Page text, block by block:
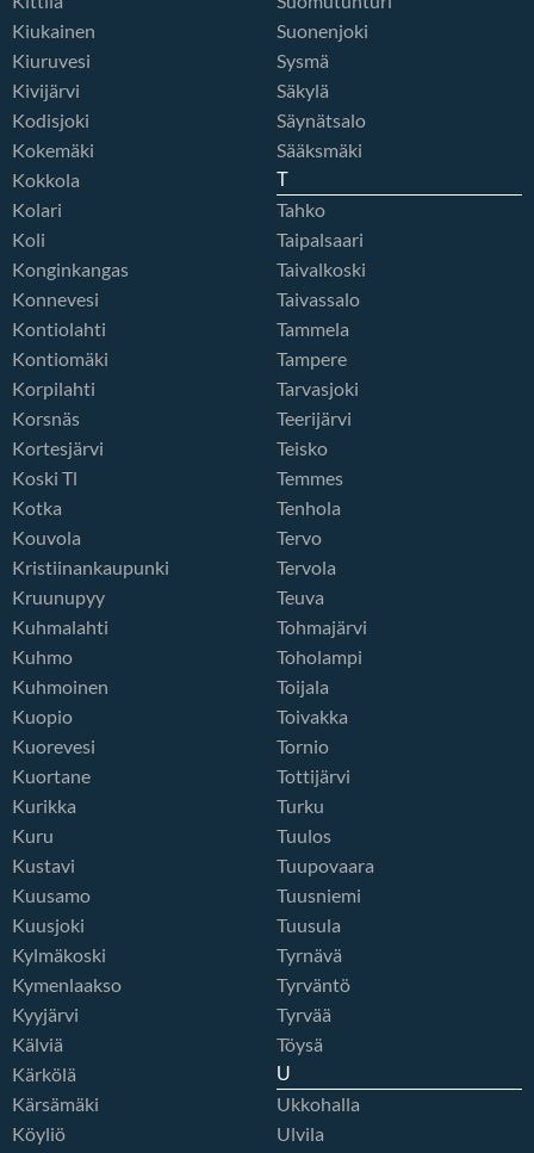
Kiukainen
Kiuruvesi
Kivijärvi
Kodisjoki
Kokemäki
Kokkola
Kolari
Koli
Konginkangas
Konnevesi
Kontiolahti
Kontiomäki
Korpilahti
Korsnäs
Kortesjärvi
Koski Tl
Kotka
Kouvola
Kristiinankaupunki
Kruunupyy
Kuhmalahti
Kuhmo
Kuhmoinen
Kuopio
Kuorevesi
Kuortane
Kurikka
Kuru
Kustavi
Kuusamo
Kuusjoki
Kylmäkoski
Kymenlaakso
Kyyjärvi
Kälviä
Kärkölä
Kärsämäki
Köyliö
Suonenjoki
Sysmä
Säkylä
Säynätsalo
Sääksmäki
T
Tahko
Taipalsaari
Taivalkoski
Taivassalo
Tammela
Tampere
Tarvasjoki
Teerijärvi
Teisko
Temmes
Tenhola
Tervo
Tervola
Teuva
Tohmajärvi
Toholampi
Toijala
Toivakka
Tornio
Tottijärvi
Turku
Tuulos
Tuupovaara
Tuusniemi
Tuusula
Tyrnävä
Tyrväntö
Tyrvää
Töysä
U
Ukkohalla
Ulvila